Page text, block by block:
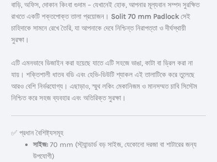
বাড়ি, অফিস, দোকান কিংবা গুদাম – যেখানেই হোক, আপনার মূল্যবান সম্পদ সুরক্ষিত
রাখতে একটি শক্তপোক্ত তালা প্রয়োজন। Solit 70 mm Padlockসেই
চাহিদাকে সামনে রেখে তৈরি, যা আপনাকে দেবে নিশ্চিন্ত নিরাপত্তা ও দীর্ঘস্থায়ী
সুরক্ষা।
এটি এমনভাবে ডিজাইন করা হয়েছে যাতে এটি সহজে ভাঙা, কাটা বা ড্রিল করা না
যায়। শক্তিশালী ধাতব বডি এবং হেভি-ডিউটি শ্যাকল এই তালাটিকে করে তুলেছে
আরও বেশি নির্ভরযোগ্য। এছাড়াও, স্মুথ লকিং মেকানিজম ও মানসম্মত চাবি সিস্টেম
নিশ্চিত করে সহজ ব্যবহার এবং অতিরিক্ত সুরক্ষা।
✅ প্রধান বৈশিষ্ট্যসমূহ
সাইজ: 70 mm (স্ট্যান্ডার্ড বড় সাইজ, যেকোনো দরজা বা শাটারের জন্য
উপযোগী)